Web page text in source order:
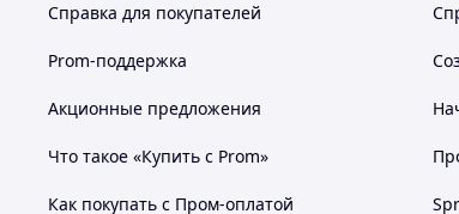
Справка для покупателей
Prom-поддержка
Акционные предложения
Что такое «Купить с Prom»
Как покупать с Пром-оплатой